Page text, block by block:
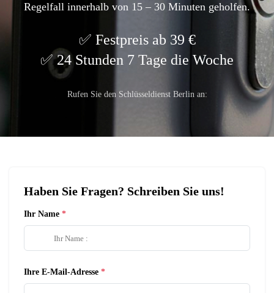
Regelfall innerhalb von 15 – 30 Minuten geholfen.
Festpreis ab 39 €
24 Stunden 7 Tage die Woche
Rufen Sie den Schlüsseldienst Berlin an:
Haben Sie Fragen? Schreiben Sie uns!
Ihr Name
Ihre E-Mail-Adresse